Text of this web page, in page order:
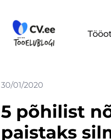
content
30/01/2020
5 põhilist
paistaks